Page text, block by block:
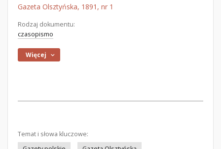
Gazeta Olsztyńska, 1891, nr 1
Rodzaj dokumentu:
czasopismo
Więcej
Temat i słowa kluczowe: